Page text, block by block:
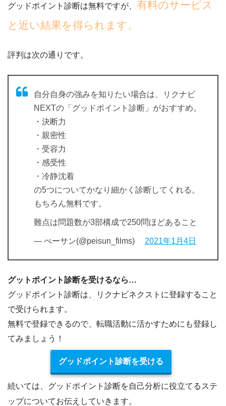
グッドポイント診断は無料ですが、 有料のサービス
と近い結果を得られます。
評判は次の通りです。
自分自身の強みを知りたい場合は、リクナビ
NEXTの「グッドポイント診断」がおすすめ。
・決断力
・親密性
・受容力
・感受性
・冷静沈着
の5つについてかなり細かく診断してくれる。
もちろん無料です。
難点は問題数が3部構成で250問ほどあること
— ぺーサン(@peisun_films) 2021年1月4日
グットポイント診断を受けるなら…
グッドポイント診断は、
リクナビネクストに登録すること
で受けられます。
無料で登録できるので、転職活動に活かすためにも登録し
てみましょう！
グッドポイント診断を受ける
続いては、 グッドポイント診断を自己分析に役立てるステ
ップについてお伝えしていきます。